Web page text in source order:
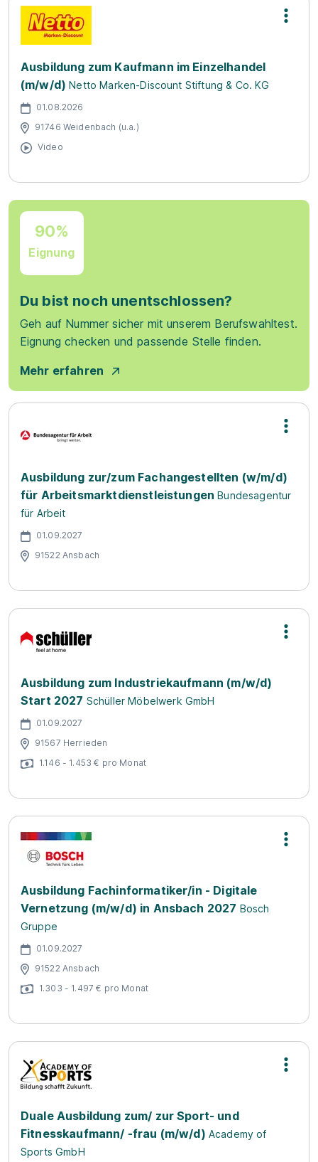
Ausbildung zum Kaufmann im Einzelhandel
(m/w/d) Netto Marken-Discount Stiftung & Co. KG
01.08.2026
91746 Weidenbach (u.a.)
Video
90%
Eignung
Du bist noch unentschlossen?
Geh auf Nummer sicher mit unserem Berufswahltest.
Eignung checken und passende Stelle finden.
Mehr erfahren
Ausbildung zur/zum Fachangestellten (w/m/d)
für Arbeitsmarktdienstleistungen Bundesagentur
für Arbeit
01.09.2027
91522 Ansbach
Ausbildung zum Industriekaufmann (m/w/d)
Start 2027 Schüller Möbelwerk GmbH
01.09.2027
91567 Herrieden
1.146 - 1.453 € pro Monat
Ausbildung Fachinformatiker/in - Digitale
Vernetzung (m/w/d) in Ansbach 2027 Bosch
Gruppe
01.09.2027
91522 Ansbach
1.303 - 1.497 € pro Monat
Duale Ausbildung zum/ zur Sport- und
Fitnesskaufmann/ -frau (m/w/d) Academy of
Sports GmbH